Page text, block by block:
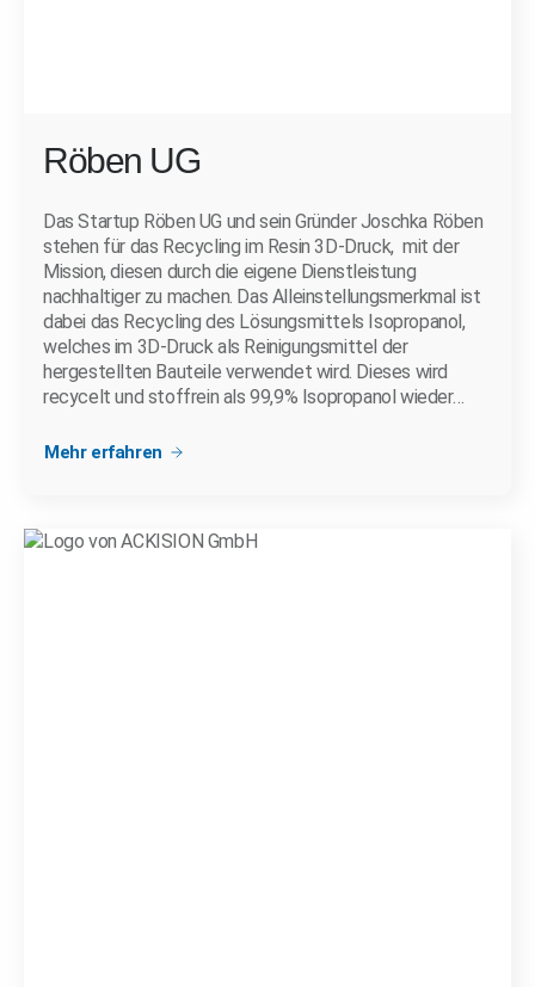
Röben UG
Das Startup Röben UG und sein Gründer Joschka Röben
stehen für das Recycling im Resin 3D-Druck, mit der
Mission, diesen durch die eigene Dienstleistung
nachhaltiger zu machen. Das Alleinstellungsmerkmal ist
dabei das Recycling des Lösungsmittels Isopropanol,
welches im 3D-Druck als Reinigungsmittel der
hergestellten Bauteile verwendet wird. Dieses wird
recycelt und stoffrein als 99,9% Isopropanol wieder…
Mehr erfahren